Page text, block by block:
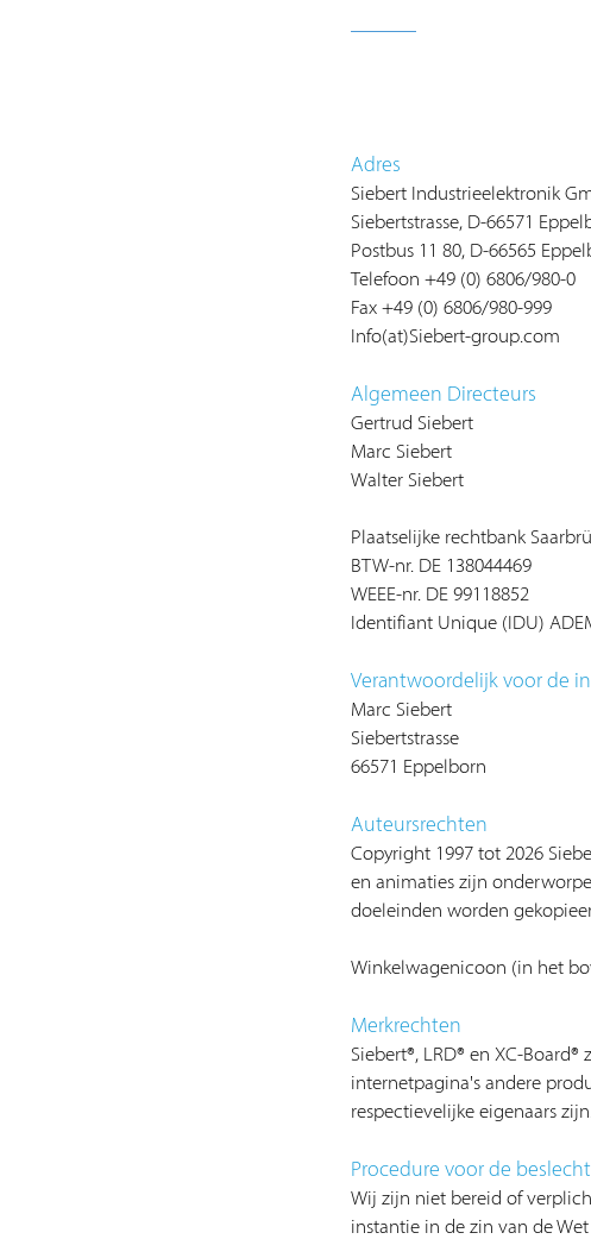
Adres
Siebert Industrieelektronik
Siebertstrasse, D-66571
Postbus 11 80, D-66565
Telefoon +49 (0) 6806/980-0
Fax +49 (0) 6806/980-999
Info(at)Siebert-group.com
Algemeen Directeurs
Gertrud Siebert
Marc Siebert
Walter Siebert
Plaatselijke rechtbank
BTW-nr. DE 138044469
WEEE-nr. DE 99118852
Identifiant Unique (IDU)
Verantwoordelijk voor de
Marc Siebert
Siebertstrasse
66571 Eppelborn
Auteursrechten
Copyright 1997 tot 2026
en animaties zijn
doeleinden worden
Winkelwagenicoon (in het
Merkrechten
Siebert®, LRD® en XC-
internetpagina's andere
respectievelijke eigenaars
Procedure voor de
Wij zijn niet bereid of
instantie in de zin van de